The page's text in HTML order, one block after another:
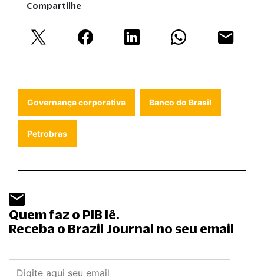
Compartilhe
Governança corporativa Banco do Brasil
Petrobras
Quem faz o PIB lê.
Receba o Brazil Journal no seu email